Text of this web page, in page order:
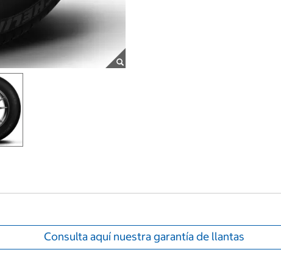
Consulta aquí nuestra garantía de llantas